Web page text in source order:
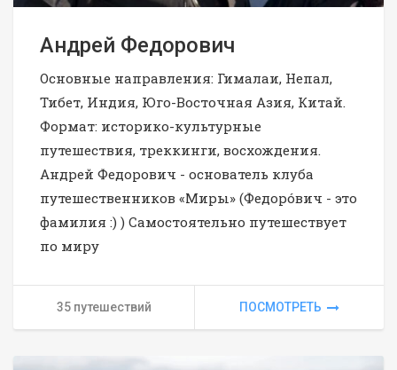
Андрей Федорович
Основные направления: Гималаи, Непал,
Тибет, Индия, Юго-Восточная Азия, Китай.
Формат: историко-культурные
путешествия, треккинги, восхождения.
Андрей Федорович - основатель клуба
путешественников «Миры» (Федорóвич - это
фамилия :) ) Самостоятельно путешествует
по миру
35 путешествий ПОСМОТРЕТЬ